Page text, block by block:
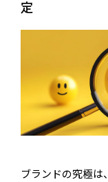
定
ブランドの究極